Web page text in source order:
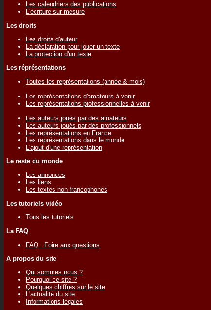
Les calendriers des publications
L'écriture sur mesure
Les droits
Les droits d'auteur
La déclaration pour jouer un texte
La protection d'un texte
Les réprésentations
Toutes les représentations (année & mois)
Les représentations d'amateurs à venir
Les représentations professionnelles à venir
Les auteurs joués par des amateurs
Les auteurs joués par des professionnels
Les représentations en France
Les représentations dans le monde
L'ajout d'une représentation
Le reste du monde
Les annonces
Les liens
Les textes non francophones
Les tutoriels vidéo
Tous les tutoriels
La FAQ
FAQ : Foire aux questions
A propos du site
Qui sommes nous ?
Pourquoi ce site ?
Quelques chiffres sur le site
L'actualité du site
Informations légales